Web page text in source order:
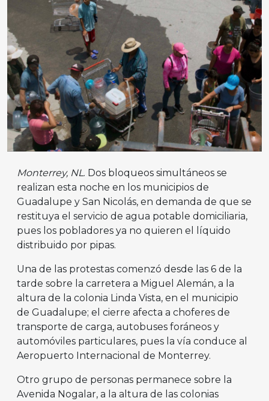
Monterrey, NL. Dos bloqueos simultáneos se
realizan esta noche en los municipios de
Guadalupe y San Nicolás, en demanda de que se
restituya el servicio de agua potable domiciliaria,
pues los pobladores ya no quieren el líquido
distribuido por pipas.
Una de las protestas comenzó desde las 6 de la
tarde sobre la carretera a Miguel Alemán, a la
altura de la colonia Linda Vista, en el municipio
de Guadalupe; el cierre afecta a choferes de
transporte de carga, autobuses foráneos y
automóviles particulares, pues la vía conduce al
Aeropuerto Internacional de Monterrey.
Otro grupo de personas permanece sobre la
Avenida Nogalar, a la altura de las colonias